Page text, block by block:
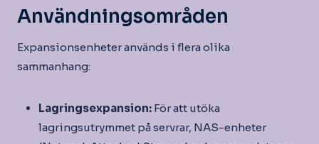
Användningsområden
Expansionsenheter används i flera olika
sammanhang:
Lagringsexpansion: För att utöka
lagringsutrymmet på servrar, NAS-enheter